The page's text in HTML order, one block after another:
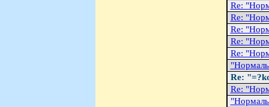
Re:
Re:
Re:
Re:
Re:
Re:
Re: